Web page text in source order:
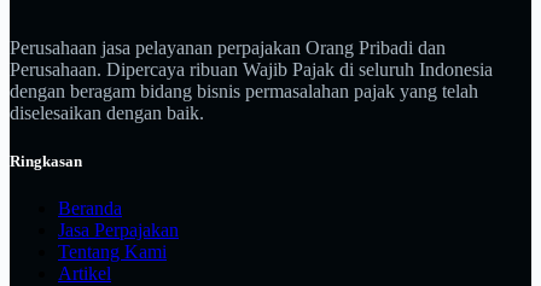
Perusahaan jasa pelayanan perpajakan Orang Pribadi dan
Perusahaan. Dipercaya ribuan Wajib Pajak di seluruh Indonesia
dengan beragam bidang bisnis permasalahan pajak yang telah
diselesaikan dengan baik.
Ringkasan
Beranda
Jasa Perpajakan
Tentang Kami
Artikel